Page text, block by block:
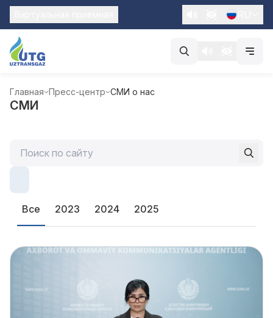
Главная Пресс-центр СМИ о нас
СМИ
Все 2023 2024 2025